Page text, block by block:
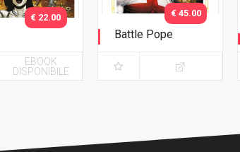
€ 22.00
EBOOK
DISPONIBILE
Battle Pope
Collezione
€ 45.00